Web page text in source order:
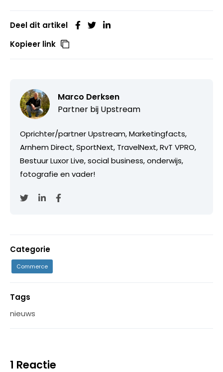
Deel dit artikel
Kopieer link
Marco Derksen
Partner bij Upstream
Oprichter/partner Upstream, Marketingfacts,
Arnhem Direct, SportNext, TravelNext, RvT VPRO,
Bestuur Luxor Live, social business, onderwijs,
fotografie en vader!
Categorie
Commerce
Tags
nieuws
1 Reactie